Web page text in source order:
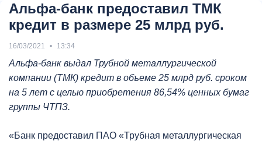
Альфа-банк предоставил ТМК
кредит в размере 25 млрд руб.
16/03/2021 13:34
Альфа-банк выдал Трубной металлургической
компании (ТМК) кредит в объеме 25 млрд руб. сроком
на 5 лет с целью приобретения 86,54% ценных бумаг
группы ЧТПЗ.
«Банк предоставил ПАО «Трубная металлургическая